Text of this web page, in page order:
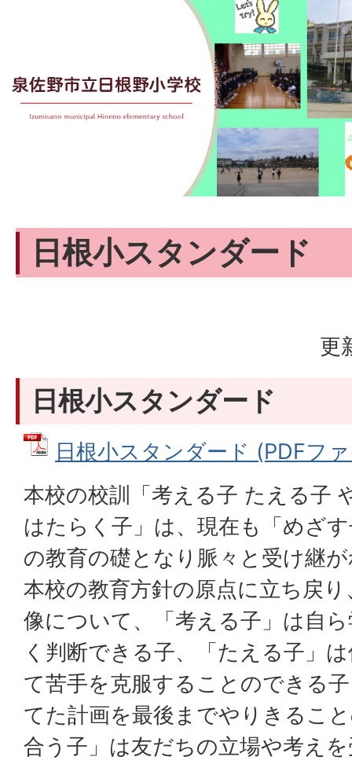
日根小スタンダード
更
日根小スタンダード
日根小スタンダード (PDFフ
本校の校訓「考える子 たえる子
はたらく子」は、現在も「めざ
の教育の礎となり脈々と受け継
本校の教育方針の原点に立ち戻
像について、「考える子」は自
く判断できる子、「たえる子」
て苦手を克服することのできる
てた計画を最後までやりきるこ
合う子」は友だちの立場や考え